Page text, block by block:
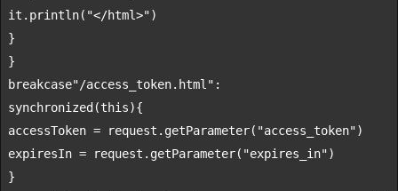
it. println( "</html>")
}
breakcase"/access_token.html"
synchronized(this){
accessToken = request.getParameter( "access_token")
expiresIn = request.getParameter( "expires_in")
}